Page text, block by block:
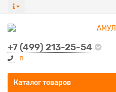
+7 (499) 213-25-54
Все категории
Каталог товаров